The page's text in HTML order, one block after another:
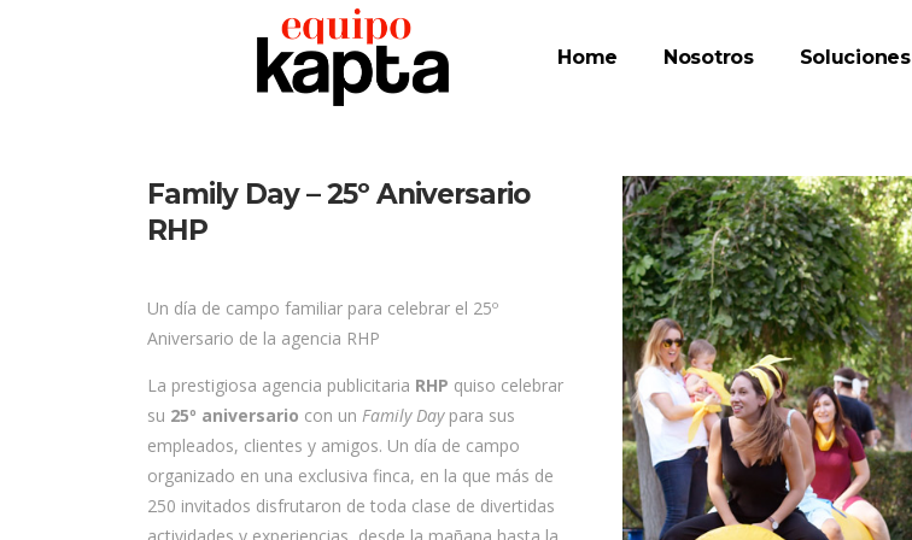
Home Nosotros Soluciones
Family Day – 25º Aniversario
RHP
Un día de campo familiar para celebrar el 25º
Aniversario de la agencia RHP
La prestigiosa agencia publicitaria RHP quiso celebrar
su 25º aniversario con un Family Daypara sus
empleados, clientes y amigos. Un día de campo
organizado en una exclusiva finca, en la que más de
250 invitados disfrutaron de toda clase de divertidas